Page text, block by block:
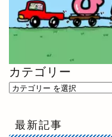
カテゴリー
最新記事